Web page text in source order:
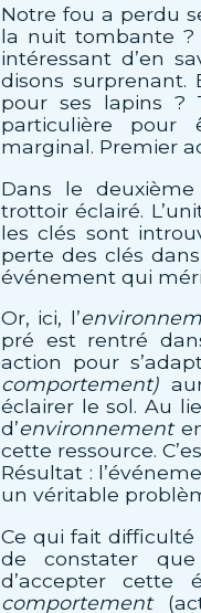
Notre fou a perdu
la nuit tombante ?
intéressant d’en
disons surprenant.
pour ses lapins ?
particulière pour
marginal. Premier
Dans le
trottoir éclairé.
les clés sont
perte des clés
événement qui
Or, ici, l’
pré est rentré
action pour
comportement)
éclairer le sol. Au
d’environnement
cette ressource.
Résultat :
un véritable
Ce qui fait difficulté
de constater
d’accepter cette
comportement